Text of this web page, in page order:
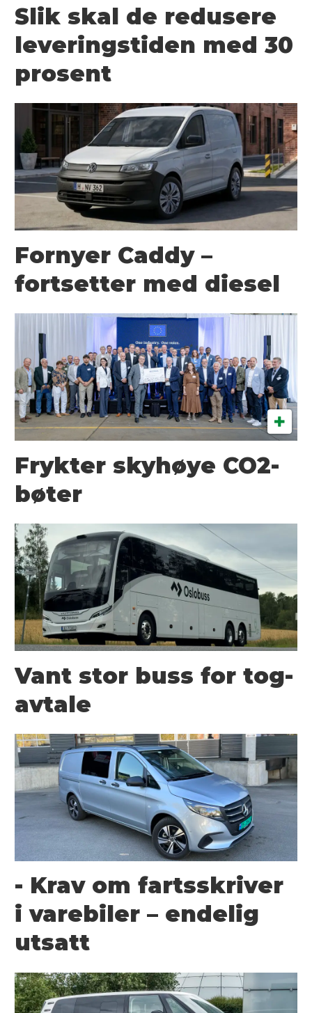
Slik skal de redusere
leveringstiden med 30
prosent
Fornyer Caddy –
fortsetter med diesel
Frykter skyhøye CO2-
bøter
Vant stor buss for tog-
avtale
- Krav om fartsskriver
i varebiler – endelig
utsatt